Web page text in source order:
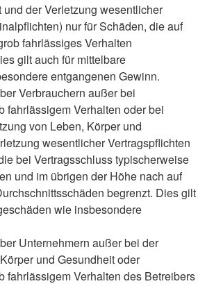
der Verletzung wesentlicher
nur für Schäden, die auf
fahrlässiges Verhalten
gilt auch für mittelbare
entgangenen Gewinn.
Verbrauchern außer bei
fahrlässigem Verhalten oder bei
von Leben, Körper und
wesentlicher Vertragspflichten
bei Vertragsschluss typischerweise
und im übrigen der Höhe nach auf
begrenzt. Dies gilt
wie insbesondere
Unternehmern außer bei der
und Gesundheit oder
fahrlässigem Verhalten des Betreibers